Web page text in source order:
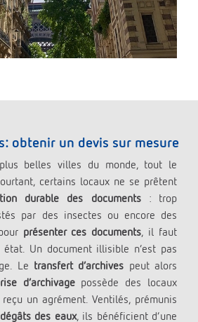
obtenir un devis sur mesure
belles villes du monde, tout le
certains locaux ne se prêtent
durable des documents: trop
par des insectes ou encore des
présenter ces documents, il faut
Un document illisible n’est pas
Le transfert d’archives peut alors
d’archivagepossède des locaux
un agrément. Ventilés, prémunis
dégâts des eaux, ils bénéficient d’une